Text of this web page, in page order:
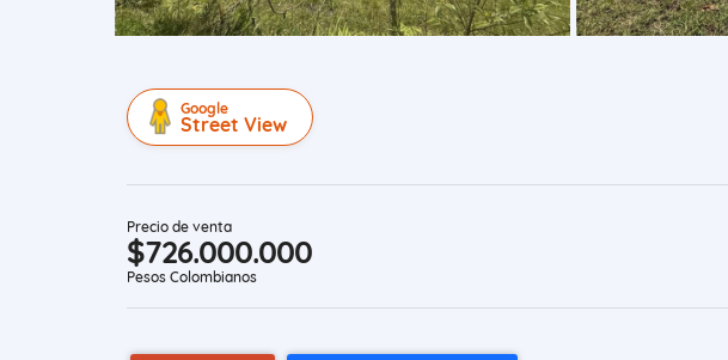
Google
Street View
Precio de venta
$726.000.000
Pesos Colombianos